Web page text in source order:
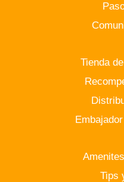
Tienda
Tips